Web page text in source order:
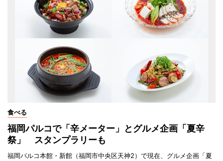
食べる
福岡パルコで「辛メーター」とグルメ企画「夏辛
祭」 スタンプラリーも
福岡パルコ本館・新館（福岡市中央区天神2）で現在、グルメ企画「夏